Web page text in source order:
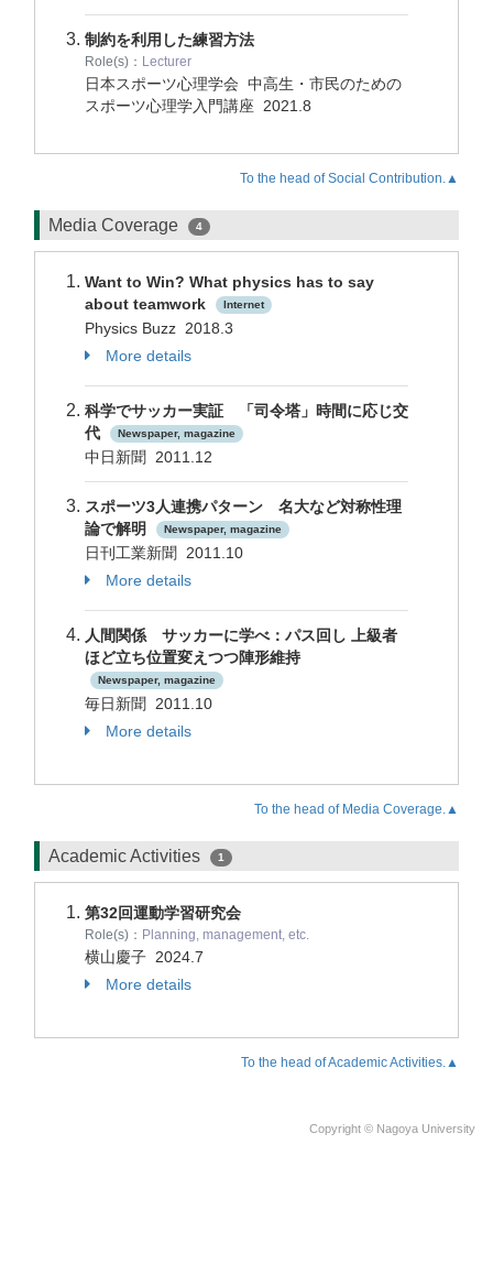
制約を利用した練習方法
Role(s)： Lecturer
日本スポーツ心理学会 中高生・市民のための
スポーツ心理学入門講座 2021.8
To the head of Social Contribution.▲
Media Coverage 4
Want to Win? What physics has to say
about teamwork
Internet
Physics Buzz 2018.3
More details
科学でサッカー実証 「司令塔」時間に応じ交
代
Newspaper, magazine
中日新聞 2011.12
スポーツ3人連携パターン 名大など対称性理
論で解明
Newspaper, magazine
日刊工業新聞 2011.10
More details
人間関係 サッカーに学べ：パス回し 上級者
ほど立ち位置変えつつ陣形維持
Newspaper, magazine
毎日新聞 2011.10
More details
To the head of Media Coverage.▲
Academic Activities 1
第32回運動学習研究会
Role(s)： Planning, management, etc.
横山慶子 2024.7
More details
To the head of Academic Activities.▲
Copyright © Nagoya University